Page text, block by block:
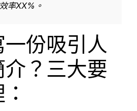
率XX%。
份吸引人
？三大要